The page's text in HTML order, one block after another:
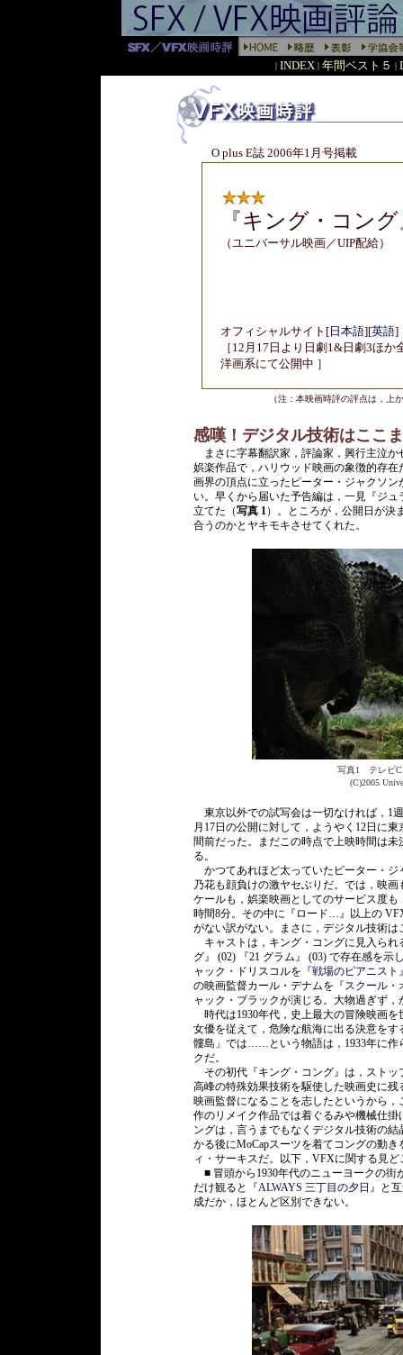
| INDEX | 年間ベスト５ |
O plus E誌 2006年1月号掲載
『キング・コング
（ユニバーサル映画／UIP配給）
オフィシャルサイト [日本語][英語]
［12月17日より日劇1&日劇3ほか
洋画系にて公開中 ］
（注：本映画時評の評点は，上
感嘆！デジタル技術はここ
まさに字幕翻訳家，評論家，興行主泣か
娯楽作品で，ハリウッド映画の象徴的存在
画界の頂点に立ったピーター・ジャクソ
い。早くから届いた予告編は，一見『ジ
立てた（写真 1）。ところが，公開日が決
合うのかとヤキモキさせてくれた。
写真1 テレビ
(C)2005
東京以外での試写会は一切なければ，1
月17日の公開に対して，ようやく12日に
間前だった。まだこの時点で上映時間は
る。
かつてあれほど太っていたピーター・ジ
乃花も顔負けの激ヤセぶりだ。では，映
ケールも，娯楽映画としてのサービス度
時間8分。その中に『ロード…』以上の
がない訳がない。まさに，デジタル技術
キャストは，キング・コングに見入られ
グ』 (02) 『21 グラム』 (03) で存在感を
ャック・ドリスコルを 『戦場のピアニスト
の映画監督カール・デナムを 『スクール
ャック・ブラックが演じる。大物過ぎず
時代は1930年代，史上最大の冒険映画
女優を従えて，危険な航海に出る決意を
髏島」では……という物語は，1933年に作
クだ。
その初代『キング・コング』は，ストッ
高峰の特殊効果技術を駆使した映画史に
映画監督になることを志したというから
作のリメイク作品では着ぐるみや機械仕
ングは，言うまでもなくデジタル技術の
かる後にMoCapスーツを着てコングの動
ィ・サーキスだ。以下，VFXに関する見ど
■ 冒頭から1930年代のニューヨークの街
だけ観ると
『ALWAYS 三丁目の夕日』
と
成だか，ほとんど区別できない。